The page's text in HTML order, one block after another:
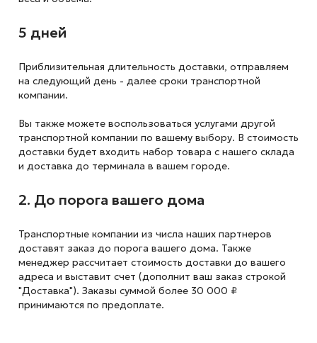
5 дней
Приблизительная длительность доставки, отправляем
на следующий день - далее сроки транспортной
компании.
Вы также можете воспользоваться услугами другой
транспортной компании по вашему выбору. В стоимость
доставки будет входить набор товара с нашего склада
и доставка до терминала в вашем городе.
2. До порога вашего дома
Транспортные компании из числа наших партнеров
доставят заказ до порога вашего дома. Также
менеджер рассчитает стоимость доставки до вашего
адреса и выставит счет (дополнит ваш заказ строкой
"Доставка"). Заказы суммой более 30 000 ₽
принимаются по предоплате.